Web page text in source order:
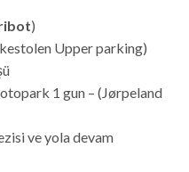
)
Upper parking)
1 gun – (Jørpeland
ve yola devam